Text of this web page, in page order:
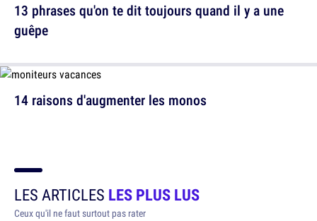
13 phrases qu'on te dit toujours quand il y a une
guêpe
14 raisons d'augmenter les monos
LES ARTICLES LES PLUS LUS
Ceux qu'il ne faut surtout pas rater